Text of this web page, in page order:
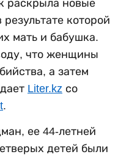
раскрыла новые
которой
мать и бабушка.
что женщины
а затем
Liter.kz со
.
ее 44-летней
детей были